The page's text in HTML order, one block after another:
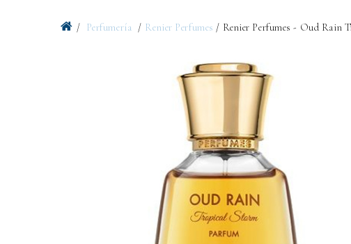
Perfumería Renier Perfumes / Renier Perfumes - Oud Rain